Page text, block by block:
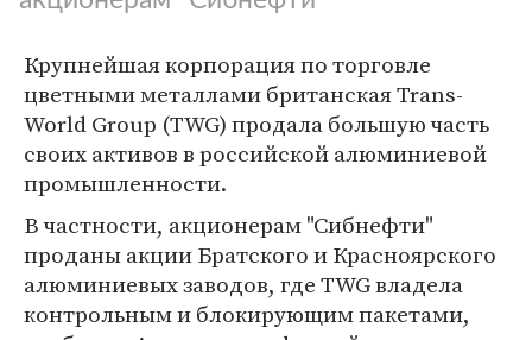
Крупнейшая корпорация по торговле
цветными металлами британская Trans-
World Group (TWG) продала большую часть
своих активов в российской алюминиевой
промышленности.
В частности, акционерам "Сибнефти"
проданы акции Братского и Красноярского
алюминиевых заводов, где TWG владела
контрольным и блокирующим пакетами,